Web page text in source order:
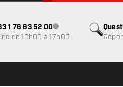
1 76 63 52 00Service client
de 10h00 à 17h00